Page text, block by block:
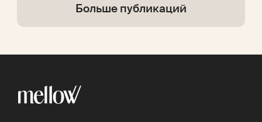
Больше публикаций